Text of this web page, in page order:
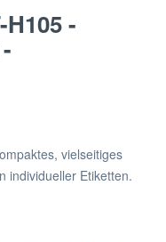
-
vielseitiges
individueller Etiketten.